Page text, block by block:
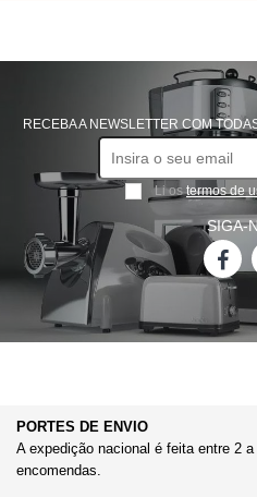
167.1
170
171
171.4
172
172.5
173
175
176
186
186.5
187.5
RECEBA A NEWSLETTER COM
Li ostermos de
SIGA-
PORTES DE ENVIO
A expedição nacional é feita entre 2
encomendas.